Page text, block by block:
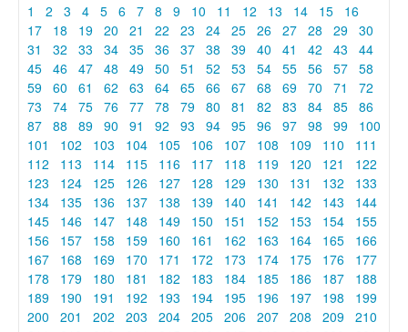
1 2 3 4 5 6 7 8 9 10 11 12 13 14 15
16
17
18 19 20 21 22 23 24 25 26 27 28 29 30
31
32 33 34 35 36 37 38 39 40 41 42 43
44
45 46 47 48 49 50 51 52 53 54 55 56 57 58
59 60 61 62 63 64 65 66 67 68 69 70 71
72
73
74 75 76 77 78 79 80 81 82 83 84 85 86
87 88 89 90 91 92 93 94 95 96 97 98 99
100
101
102 103 104 105 106 107 108 109 110
111
112
113 114 115 116 117 118 119 120 121
122
123
124 125 126 127 128 129 130 131 132
133
134
135 136 137 138 139 140 141 142 143
144
145
146 147 148 149 150 151 152 153 154
155
156
157 158 159 160 161 162 163 164 165
166
167
168 169 170 171 172 173 174 175 176
177
178
179 180 181 182 183 184 185 186 187
188
189
190 191 192 193 194 195 196 197 198
199
200
201 202 203 204 205 206 207 208 209 210